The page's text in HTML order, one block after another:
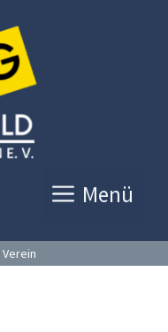
Menü
Verein